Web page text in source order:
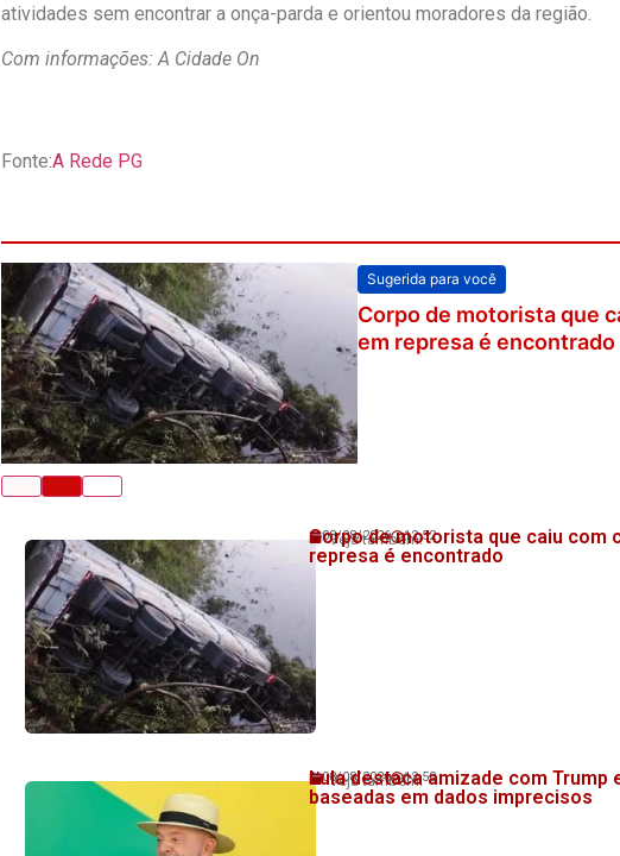
atividades sem encontrar a onça-parda e orientou moradores da região.
Com informações: A Cidade On
Fonte:A Rede PG
Sugerida para você
Corpo de motorista que
em represa é encontrado
Veja também!
08/08/2026 12:52
Corpo de motorista que caiu com
represa é encontrado
Veja também!
08/08/2026 12:50
Lula destaca amizade com Trump
baseadas em dados imprecisos